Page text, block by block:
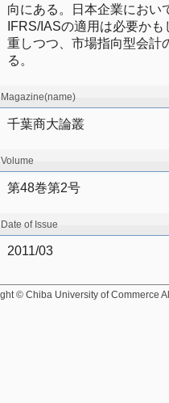
向にある。日本企業におい
IFRS/IASの適用は必要か
重しつつ、市場指向型会計
る。
Magazine(name)
千葉商大論叢
Volume
第48巻第2号
Date of Issue
2011/03